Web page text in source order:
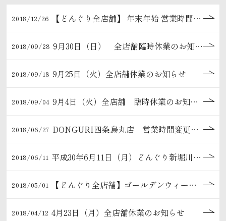
2018/12/26 【どんぐり全店舗】 年末年始 営業時間のご案内です。
2018/09/28 9月30日（日） 全店舗臨時休業のお知らせ
2018/09/18 9月25日（火）全店舗休業のお知らせ
2018/09/04 9月4日（火）全店舗 臨時休業のお知らせ
2018/06/27 DONGURI四条烏丸店 営業時間変更のご案内 2018年7月1日（日）～
2018/06/11 平成30年6月11日（月）どんぐり新堀川店『貸切営業』のお知らせ
2018/05/01 【どんぐり全店舗】ゴールデンウィーク 営業時間のご案内です
2018/04/12 4月23日（月）全店舗休業のお知らせ